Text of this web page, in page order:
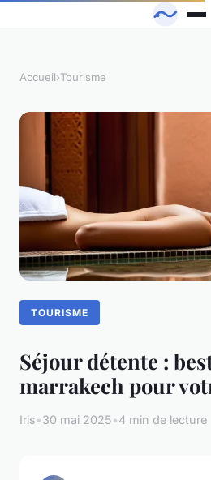
Accueil›Tourisme
TOURISME
Séjour détente :
marrakech pour
Iris•30 mai 2025•4 min de lecture